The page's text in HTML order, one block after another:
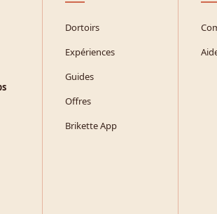
Dortoirs
Expériences
Guides
Offres
Brikette App